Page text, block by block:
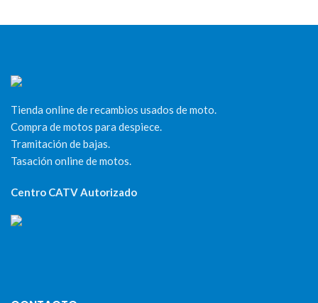
Tienda online de recambios usados de moto.
Compra de motos para despiece.
Tramitación de bajas.
Tasación online de motos.
Centro CATV Autorizado